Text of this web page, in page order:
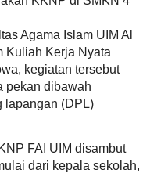
Agama Islam UIM Al
Kuliah Kerja Nyata
kegiatan tersebut
pekan dibawah
lapangan (DPL)
FAI UIM disambut
dari kepala sekolah,